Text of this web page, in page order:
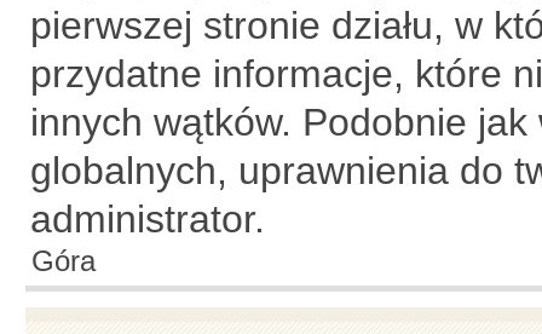
pierwszej stronie działu, w
przydatne informacje, które
innych wątków. Podobnie jak
globalnych, uprawnienia do
administrator.
Góra